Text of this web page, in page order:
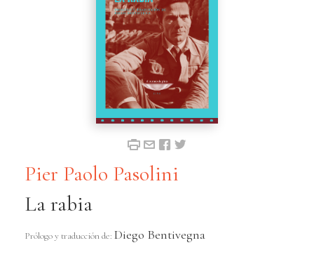
Pier Paolo Pasolini
La rabia
Prólogo y traducción de: Diego Bentivegna